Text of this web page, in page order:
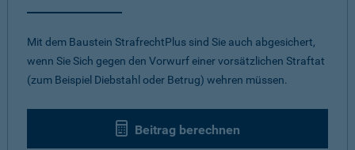
Mit dem Baustein StrafrechtPlus sind Sie auch abgesichert,
wenn Sie Sich gegen den Vorwurf einer vorsätzlichen Straftat
(zum Beispiel Diebstahl oder Betrug) wehren müssen.
Beitrag berechnen